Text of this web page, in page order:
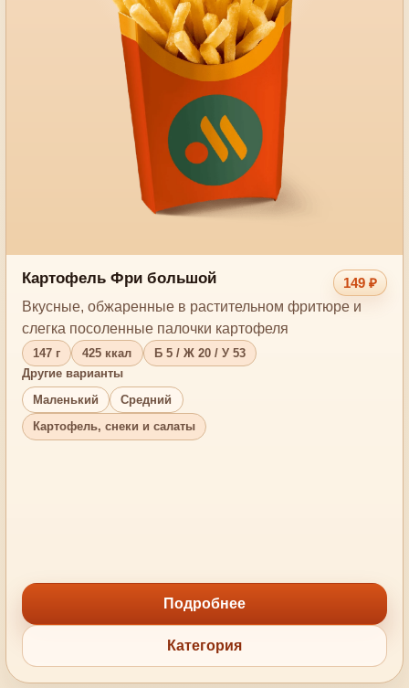
Картофель Фри большой
149 ₽
Вкусные, обжаренные в растительном фритюре и
слегка посоленные палочки картофеля
147 г 425 ккал
Б 5 / Ж 20 / У 53
Другие варианты
Маленький
Средний
Картофель, снеки и салаты
Подробнее
Категория